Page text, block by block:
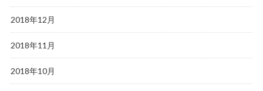
2018年12月
2018年11月
2018年10月